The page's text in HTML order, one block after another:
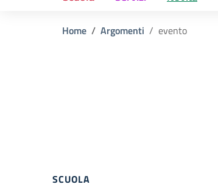
Home Argomenti evento
SCUOLA